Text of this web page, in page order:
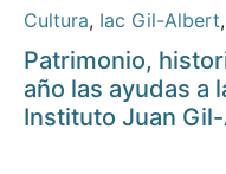
Cultura, Iac Gil-Albert,
Patrimonio,
año las ayudas a
Instituto Juan